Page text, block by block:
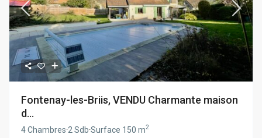
Fontenay-les-Briis, VENDU Charmante maison
d...
4 Chambres·2 Sdb·Surface 150 m2